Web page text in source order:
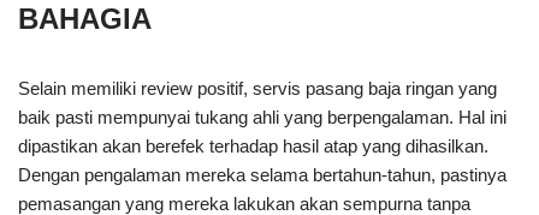
BAHAGIA
Selain memiliki review positif, servis pasang baja ringan yang
baik pasti mempunyai tukang ahli yang berpengalaman. Hal ini
dipastikan akan berefek terhadap hasil atap yang dihasilkan.
Dengan pengalaman mereka selama bertahun-tahun, pastinya
pemasangan yang mereka lakukan akan sempurna tanpa